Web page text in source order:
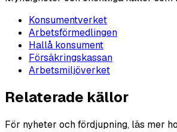
Konsumentverket
Arbetsförmedlingen
Hallå konsument
Försäkringskassan
Arbetsmiljöverket
Relaterade källor
För nyheter och fördjupning, läs mer